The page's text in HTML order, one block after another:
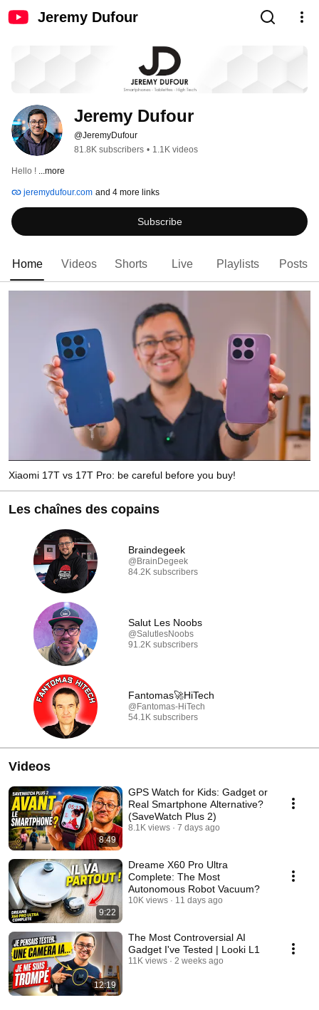
Jeremy Dufour
Jeremy Dufour
@JeremyDufour
81.8K subscribers • 1.1K videos
Hello ! ...more
jeremydufour.com and 4 more links
Subscribe
Home Videos Shorts Live Playlists Posts
Xiaomi 17T vs 17T Pro: be careful before you buy!
Les chaînes des copains
Braindegeek
@BrainDegeek
84.2K subscribers
Salut Les Noobs
@SalutlesNoobs
91.2K subscribers
Fantomas🚀HiTech
@Fantomas-HiTech
54.1K subscribers
Videos
8:49
GPS Watch for Kids: Gadget or
Real Smartphone Alternative?
(SaveWatch Plus 2)
8.1K views 7 days ago
9:22
Dreame X60 Pro Ultra
Complete: The Most
Autonomous Robot Vacuum?
10K views 11 days ago
12:19
The Most Controversial AI
Gadget I've Tested | Looki L1
11K views 2 weeks ago